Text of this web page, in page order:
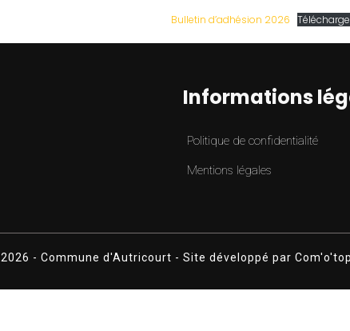
Bulletin d’adhésion 2026
Informations
Politique de confidentialité
Mentions légales
- Commune d'Autricourt - Site développé par Com'o'top